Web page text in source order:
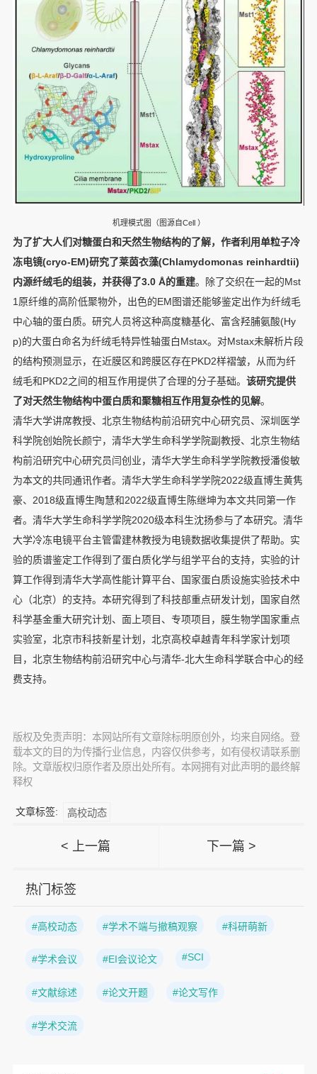
机理模式图（图源自Cell ）
为了扩大人们对糖蛋白和天然生物结构的了解，作者利用单粒子冷
冻电镜(cryo-EM)研究了莱茵衣藻(Chlamydomonas reinhardtii)
内源纤绒毛的组装，并获得了3.0 Å的重建。除了交织在一起的Mst
1原纤维的高阶低聚物外，出色的EM图谱还能够鉴定出作为纤绒毛
中心轴的蛋白质。研究人员将这种高度糖基化、富含羟脯氨酸(Hy
p)的大蛋白命名为纤绒毛特异性轴蛋白Mstax。对Mstax未解析片段
的结构预测显示，在近膜区和跨膜区存在PKD2样褶皱，从而为纤
绒毛和PKD2之间的相互作用提供了合理的分子基础。 该研究提供
了对天然生物结构中蛋白质和聚糖相互作用复杂性的见解。
清华大学讲席教授、北京生物结构前沿研究中心研究员、深圳医学
科学院创始院长颜宁，清华大学生命科学学院副教授、北京生物结
构前沿研究中心研究员闫创业，清华大学生命科学学院教授潘俊敏
为本文的共同通讯作者。清华大学生命科学学院2022级直博生黄隽
豪、2018级直博生陶慧和2022级直博生陈继坤为本文共同第一作
者。清华大学生命科学学院2020级本科生沈扬参与了本研究。清华
大学冷冻电镜平台主管雷建林教授为电镜数据收集提供了帮助。实
验的质谱鉴定工作得到了蛋白质化学与组学平台的支持，实验的计
算工作得到清华大学高性能计算平台、国家蛋白质设施实验技术中
心（北京）的支持。本研究得到了科技部重点研发计划，国家自然
科学基金重大研究计划、面上项目、专项项目，膜生物学国家重点
实验室，北京市科技新星计划，北京高校卓越青年科学家计划项
目，北京生物结构前沿研究中心与清华-北大生命科学联合中心的经
费支持。
版权及免责声明：本网站所有文章除标明原创外，均来自网络。登
载本文的目的为传播行业信息，内容仅供参考，如有侵权请联系删
除。文章版权归原作者及原出处所有。本网拥有对此声明的最终解
释权
文章标签: 高校动态
< 上一篇 下一篇 >
热门标签
#高校动态 #学术不端与撤稿观察 #科研萌新
#学术会议 #EI会议论文 #SCI
#文献综述 #论文开题 #论文写作
#学术交流